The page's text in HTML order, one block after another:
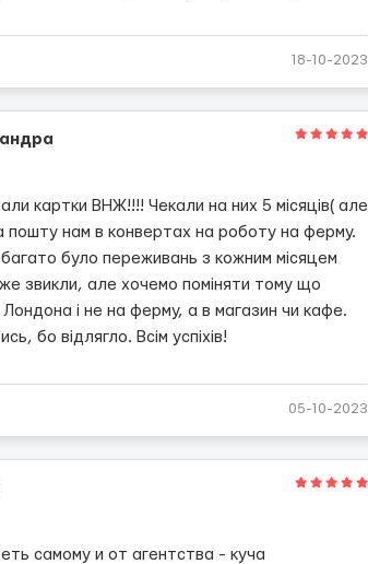
18-10-2023
картки ВНЖ!!!! Чекали на них 5 місяців( але
пошту нам в конвертах на роботу на ферму.
було переживань з кожним місяцем
звикли, але хочемо поміняти тому що
і не на ферму, а в магазин чи кафе.
бо відлягло. Всім успіхів!
05-10-2023
самому и от агентства - куча